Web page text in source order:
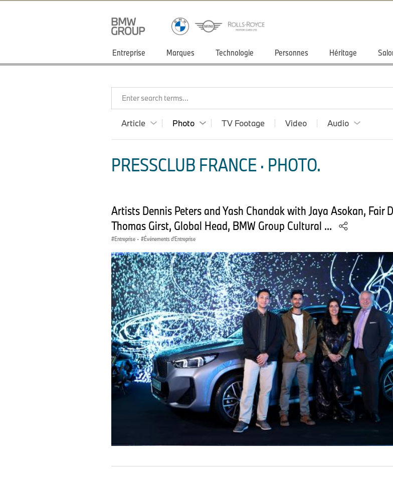
Entreprise Marques Technologie Personnes Héritage
Enter search terms...
Article Photo TV Footage Video Audio
PRESSCLUB FRANCE · PHOTO.
Artists Dennis Peters and Yash Chandak with Jaya Asokan, Fair
Thomas Girst, Global Head, BMW Group Cultural ...
Entreprise · Événements d'Entreprise